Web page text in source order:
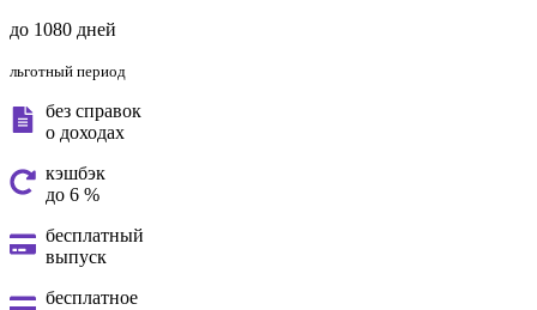
до 1080 дней
льготный период
без справок
о доходах
кэшбэк
до 6 %
бесплатный
выпуск
бесплатное